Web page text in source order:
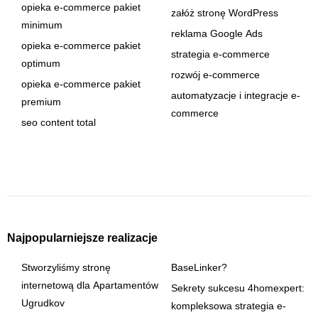
opieka e-commerce pakiet
minimum
opieka e-commerce pakiet
optimum
opieka e-commerce pakiet
premium
seo content total
załóż stronę WordPress
reklama Google Ads
strategia e-commerce
rozwój e-commerce
automatyzacje i integracje e-
commerce
Najpopularniejsze realizacje
Stworzyliśmy stronę
internetową dla Apartamentów
Ugrudkov
BaseLinker?
Sekrety sukcesu 4homexpert:
kompleksowa strategia e-